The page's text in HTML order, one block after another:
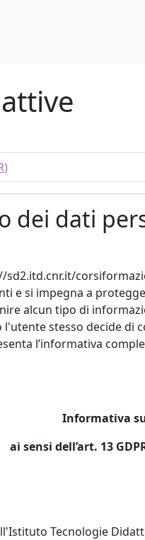
dati
sd2.itd.cnr.it/
e si impegna a
alcun tipo di
stesso decide
l’informativa
Informativa
ai sensi dell’art. 13
Tecnologie